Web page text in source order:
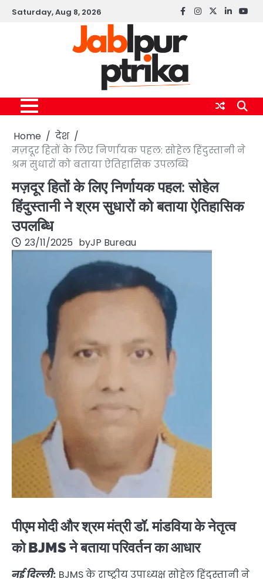
SkipSaturday, Aug 8, 2026 Facebook
instagram
twitterlinkedin
Home
देश
मज़दूर हितों के लिए निर्णायक पहल: सोहेल हिंदुस्तानी ने
श्रम सुधारों को बताया ऐतिहासिक उपलब्धि
मज़दूर हितों के लिए निर्णायक पहल: सोहेल
हिंदुस्तानी ने श्रम सुधारों को बताया ऐतिहासिक
उपलब्धि
23/11/2025 byJP Bureau
पीएम मोदी और श्रम मंत्री डॉ. मांडविया के नेतृत्व
को BJMS ने बताया परिवर्तन का आधार
नई दिल्ली: BJMS के राष्ट्रीय उपाध्यक्ष सोहेल हिंदुस्तानी ने